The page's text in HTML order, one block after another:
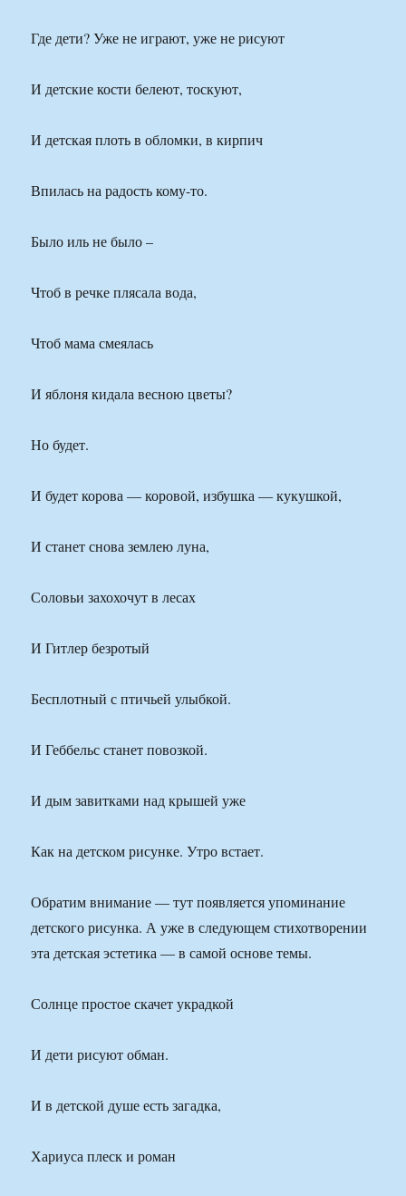
Где дети? Уже не играют, уже не рисуют
И детские кости белеют, тоскуют,
И детская плоть в обломки, в кирпич
Впилась на радость кому-то.
Было иль не было –
Чтоб в речке плясала вода,
Чтоб мама смеялась
И яблоня кидала весною цветы?
Но будет.
И будет корова — коровой, избушка — кукушкой,
И станет снова землею луна,
Соловьи захохочут в лесах
И Гитлер безротый
Бесплотный с птичьей улыбкой.
И Геббельс станет повозкой.
И дым завитками над крышей уже
Как на детском рисунке. Утро встает.
Обратим внимание — тут появляется упоминание
детского рисунка. А уже в следующем стихотворении
эта детская эстетика — в самой основе темы.
Солнце простое скачет украдкой
И дети рисуют обман.
И в детской душе есть загадка,
Хариуса плеск и роман